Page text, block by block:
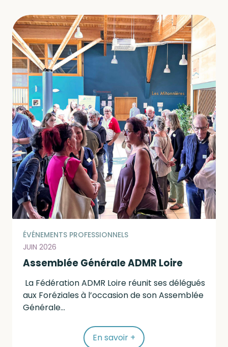
ÉVÉNEMENTS PROFESSIONNELS
JUIN 2026
Assemblée Générale ADMR Loire
La Fédération ADMR Loire réunit ses délégués
aux Foréziales à l’occasion de son Assemblée
Générale...
En savoir +